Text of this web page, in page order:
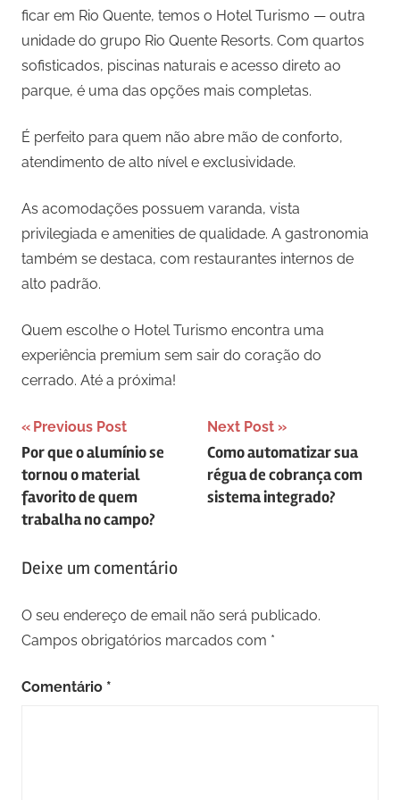
ficar em Rio Quente, temos o Hotel Turismo — outra
unidade do grupo Rio Quente Resorts. Com quartos
sofisticados, piscinas naturais e acesso direto ao
parque, é uma das opções mais completas.
É perfeito para quem não abre mão de conforto,
atendimento de alto nível e exclusividade.
As acomodações possuem varanda, vista
privilegiada e amenities de qualidade. A gastronomia
também se destaca, com restaurantes internos de
alto padrão.
Quem escolhe o Hotel Turismo encontra uma
experiência premium sem sair do coração do
cerrado. Até a próxima!
Navegação
de
artigos
Previous Post
Por que o alumínio se
tornou o material
favorito de quem
trabalha no campo?
Next Post
Como automatizar sua
régua de cobrança com
sistema integrado?
Deixe um comentário
O seu endereço de email não será publicado.
Campos obrigatórios marcados com *
Comentário *